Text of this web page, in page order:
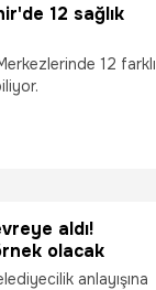
12 sağlık
12 farklı
aldı!
olacak
anlayışına